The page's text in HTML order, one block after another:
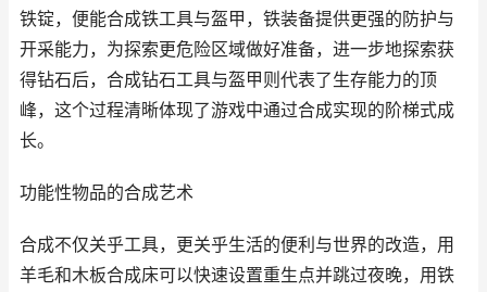
铁锭，便能合成铁工具与盔甲，铁装备提供更强的防护与
开采能力，为探索更危险区域做好准备，进一步地探索获
得钻石后，合成钻石工具与盔甲则代表了生存能力的顶
峰，这个过程清晰体现了游戏中通过合成实现的阶梯式成
长。
功能性物品的合成艺术
合成不仅关乎工具，更关乎生活的便利与世界的改造，用
羊毛和木板合成床可以快速设置重生点并跳过夜晚，用铁